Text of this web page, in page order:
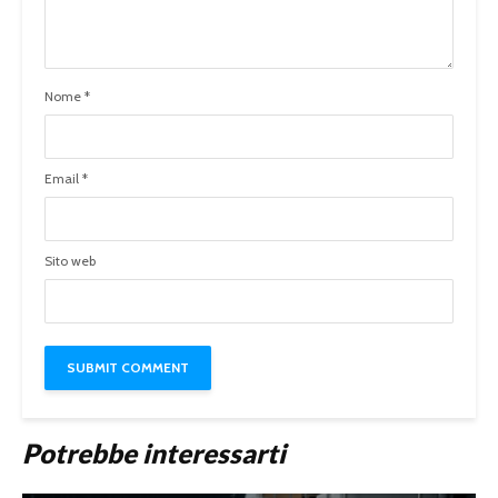
Nome *
Email *
Sito web
Potrebbe interessarti